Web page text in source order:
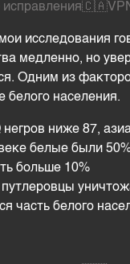
🇨🇦
исследования
медленно, но
Одним из
белого населения.
ниже 87,
белые были
больше 10%
часть белого